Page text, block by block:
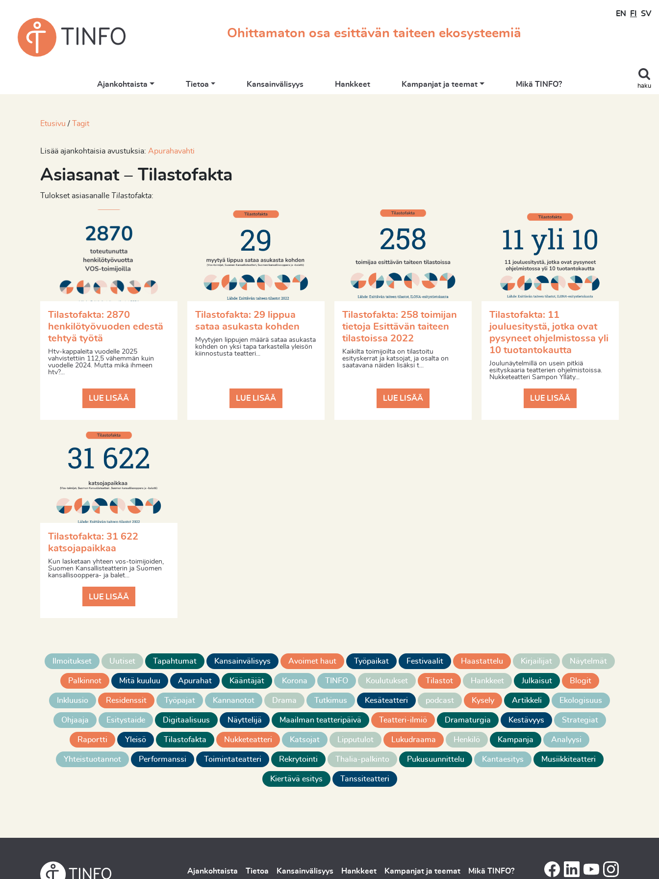
Ohittamaton osa esittävän taiteen ekosysteemiä
EN FI SV
haku
Ajankohtaista Tietoa Kansainvälisyys Hankkeet Kampanjat ja teemat Mikä TINFO?
Etusivu Tagit
Lisää ajankohtaisia avustuksia: Apurahavahti
Asiasanat – Tilastofakta
Tulokset asiasanalle Tilastofakta:
Tilastofakta: 2870
henkilötyövuoden edestä
tehtyä työtä
Htv-kappaleita vuodelle 2025
vahvistettiin 112,5 vähemmän kuin
vuodelle 2024. Mutta mikä ihmeen
htv?...
LUE LISÄÄ
Tilastofakta: 29 lippua
sataa asukasta kohden
Myytyjen lippujen määrä sataa asukasta
kohden on yksi tapa tarkastella yleisön
kiinnostusta teatteri...
LUE LISÄÄ
Tilastofakta: 258 toimijan
tietoja Esittävän taiteen
tilastoissa 2022
Kaikilta toimijoilta on tilastoitu
esityskerrat ja katsojat, ja osalta on
saatavana näiden lisäksi t...
LUE LISÄÄ
Tilastofakta: 11
jouluesitystä, jotka ovat
pysyneet ohjelmistossa yli
10 tuotantokautta
Joulunäytelmillä on usein pitkiä
esityskaaria teatterien ohjelmistoissa.
Nukketeatteri Sampon Ylläty...
LUE LISÄÄ
Tilastofakta: 31 622
katsojapaikkaa
Kun lasketaan yhteen vos-toimijoiden,
Suomen Kansallisteatterin ja Suomen
kansallisooppera- ja balet...
LUE LISÄÄ
Ilmoitukset Uutiset Tapahtumat Kansainvälisyys Avoimet haut Työpaikat Festivaalit Haastattelu Kirjailijat Näytelmät
Palkinnot Mitä kuuluu Apurahat Kääntäjät Korona TINFO Koulutukset Tilastot Hankkeet Julkaisut Blogit
Inkluusio Residenssit Työpajat Kannanotot Drama Tutkimus Kesäteatteri podcast Kysely Artikkeli Ekologisuus
Ohjaaja Esitystaide Digitaalisuus Näyttelijä Maailman teatteripäivä Teatteri-ilmiö Dramaturgia Kestävyys Strategiat
Raportti Yleisö Tilastofakta Nukketeatteri Katsojat Lipputulot Lukudraama Henkilö Kampanja Analyysi
Yhteistuotannot Performanssi Toimintateatteri Rekrytointi Thalia-palkinto Pukusuunnittelu Kantaesitys Musiikkiteatteri
Kiertävä esitys Tanssiteatteri
Ajankohtaista Tietoa Kansainvälisyys Hankkeet Kampanjat ja teemat Mikä TINFO?